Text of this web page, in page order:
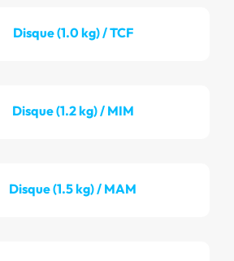
Disque (1.0 kg) / TCF
Disque (1.2 kg) / MIM
Disque (1.5 kg) / MAM